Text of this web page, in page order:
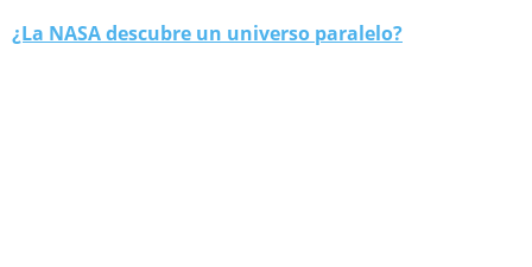
¿La NASA descubre un universo paralelo?